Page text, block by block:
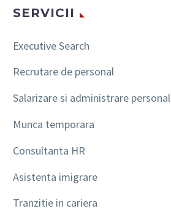
SERVICII
Executive Search
Recrutare de personal
Salarizare si administrare personal
Munca temporara
Consultanta HR
Asistenta imigrare
Tranzitie in cariera